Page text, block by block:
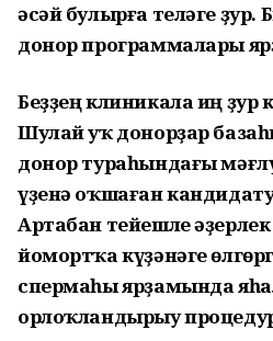
әсәй булырға теләге
донор программалары
Беҙҙең клиникала иң ҙур
Шулай уҡ донорҙар
донор тураһындағы
үҙенә оҡшаған
Артабан тейешле
йомортҡа күҙәнәге
спермаһы ярҙамында
орлоҡландырыу